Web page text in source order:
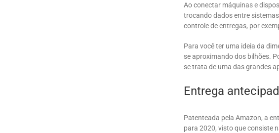
Ao conectar máquinas e
trocando dados entre
controle de entregas, por
Para você ter uma ideia da
se aproximando dos bilhões.
se trata de uma das grandes
Entrega
Patenteada pela Amazon, a
para 2020, visto que consiste